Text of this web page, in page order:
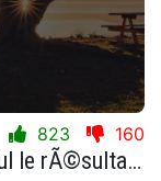
823 160
La vie c'est comme le football, seul le rÃ©sultat compte !